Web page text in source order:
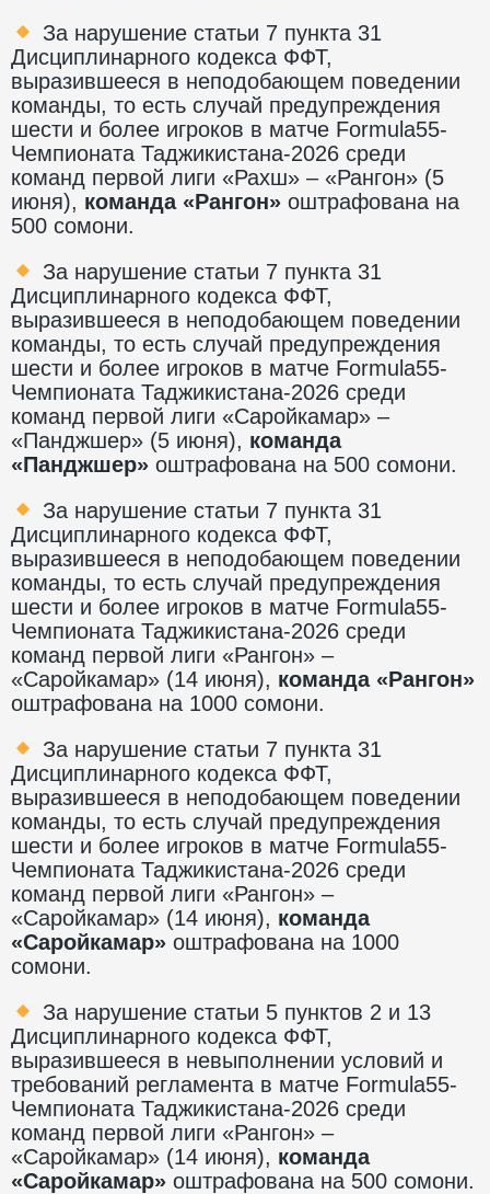
За нарушение статьи 7 пункта 31
Дисциплинарного кодекса ФФТ,
выразившееся в неподобающем поведении
команды, то есть случай предупреждения
шести и более игроков в матче Formula55-
Чемпионата Таджикистана-2026 среди
команд первой лиги «Рахш» – «Рангон» (5
июня), команда «Рангон» оштрафована на
500 сомони.
За нарушение статьи 7 пункта 31
Дисциплинарного кодекса ФФТ,
выразившееся в неподобающем поведении
команды, то есть случай предупреждения
шести и более игроков в матче Formula55-
Чемпионата Таджикистана-2026 среди
команд первой лиги «Саройкамар» –
«Панджшер» (5 июня), команда
«Панджшер» оштрафована на 500 сомони.
За нарушение статьи 7 пункта 31
Дисциплинарного кодекса ФФТ,
выразившееся в неподобающем поведении
команды, то есть случай предупреждения
шести и более игроков в матче Formula55-
Чемпионата Таджикистана-2026 среди
команд первой лиги «Рангон» –
«Саройкамар» (14 июня), команда «Рангон»
оштрафована на 1000 сомони.
За нарушение статьи 7 пункта 31
Дисциплинарного кодекса ФФТ,
выразившееся в неподобающем поведении
команды, то есть случай предупреждения
шести и более игроков в матче Formula55-
Чемпионата Таджикистана-2026 среди
команд первой лиги «Рангон» –
«Саройкамар» (14 июня), команда
«Саройкамар» оштрафована на 1000
сомони.
За нарушение статьи 5 пунктов 2 и 13
Дисциплинарного кодекса ФФТ,
выразившееся в невыполнении условий и
требований регламента в матче Formula55-
Чемпионата Таджикистана-2026 среди
команд первой лиги «Рангон» –
«Саройкамар» (14 июня), команда
«Саройкамар» оштрафована на 500 сомони.